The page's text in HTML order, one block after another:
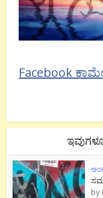
Facebook
by